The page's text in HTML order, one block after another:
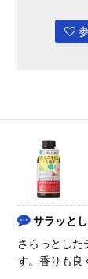
サラッと
さらっとした
す。香りも良